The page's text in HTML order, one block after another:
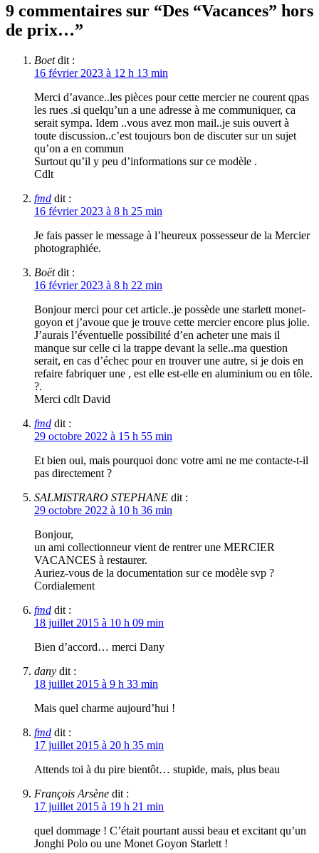
9 commentaires sur “Des “Vacances” hors
de prix…”
Boet dit :
16 février 2023 à 12 h 13 min
Merci d’avance..les pièces pour cette mercier ne courent qpas
les rues .si quelqu’un a une adresse à me communiquer, ca
serait sympa. Idem ..vous avez mon mail..je suis ouvert à
toute discussion..c’est toujours bon de discuter sur un sujet
qu’on a en commun
Surtout qu’il y peu d’informations sur ce modèle .
Cdlt
fmd dit :
16 février 2023 à 8 h 25 min
Je fais passer le message à l’heureux possesseur de la Mercier
photographiée.
Boët dit :
16 février 2023 à 8 h 22 min
Bonjour merci pour cet article..je possède une starlett monet-
goyon et j’avoue que je trouve cette mercier encore plus jolie.
J’aurais l’éventuelle possibilité d’en acheter une mais il
manque sur celle ci la trappe devant la selle..ma question
serait, en cas d’échec pour en trouver une autre, si je dois en
refaire fabriquer une , est elle est-elle en aluminium ou en tôle.
?.
Merci cdlt David
fmd dit :
29 octobre 2022 à 15 h 55 min
Et bien oui, mais pourquoi donc votre ami ne me contacte-t-il
pas directement ?
SALMISTRARO STEPHANE dit :
29 octobre 2022 à 10 h 36 min
Bonjour,
un ami collectionneur vient de rentrer une MERCIER
VACANCES à restaurer.
Auriez-vous de la documentation sur ce modèle svp ?
Cordialement
fmd dit :
18 juillet 2015 à 10 h 09 min
Bien d’accord… merci Dany
dany dit :
18 juillet 2015 à 9 h 33 min
Mais quel charme aujourd’hui !
fmd dit :
17 juillet 2015 à 20 h 35 min
Attends toi à du pire bientôt… stupide, mais, plus beau
François Arsène dit :
17 juillet 2015 à 19 h 21 min
quel dommage ! C’était pourtant aussi beau et excitant qu’un
Jonghi Polo ou une Monet Goyon Starlett !